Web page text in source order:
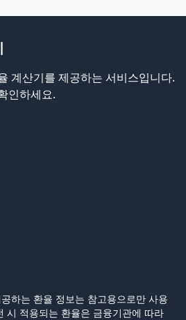
계산기를 제공하는 서비스입니다.
인하세요.
하는 환율 정보는 참고용으로만 사용
시 적용되는 환율은 금융기관에 따라